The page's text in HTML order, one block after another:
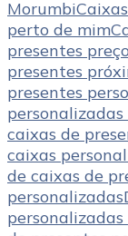
Morumbi
perto de mim
presentes preço
presentes
presentes
caixas de
caixas
de caixas de
personalizadas